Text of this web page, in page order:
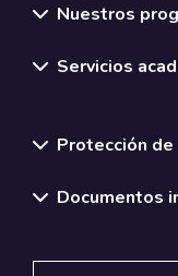
Nuestros
Servicios
Protección
Documentos